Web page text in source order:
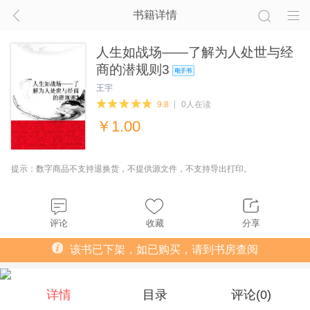
书籍详情
人生如战场――了解为人处世与经
商的潜规则3
王宇
9.8
0人在读
￥ 1.00
提示：数字商品不支持退换货，不提供源文件，不支持导出打印。
评论 收藏 分享
该书已下架，如已购买，请到书房查阅
详情 目录 评论(0)